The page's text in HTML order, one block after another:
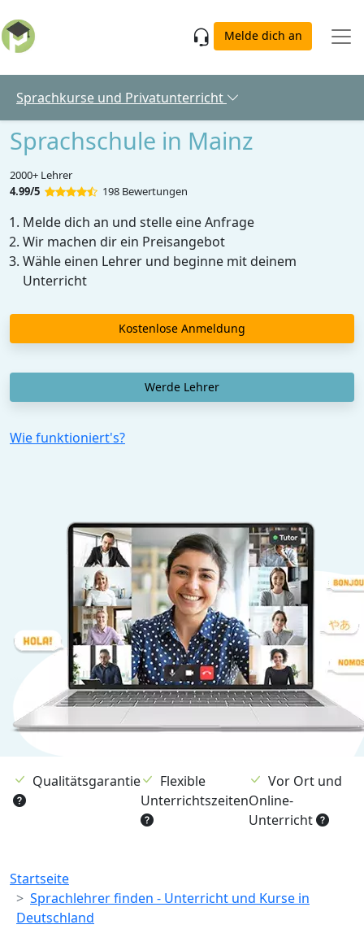
Melde dich an
Sprachkurse und Privatunterricht
Sprachschule in Mainz
2000+ Lehrer
4.99/5
198 Bewertungen
Melde dich an und stelle eine Anfrage
Wir machen dir ein Preisangebot
Wähle einen Lehrer und beginne mit deinem
Unterricht
Kostenlose Anmeldung
Werde Lehrer
Wie funktioniert's?
Qualitätsgarantie
Flexible
Unterrichtszeiten
Vor Ort und
Online-
Unterricht
Breadcrumb
Startseite
Sprachlehrer finden - Unterricht und Kurse in
Deutschland